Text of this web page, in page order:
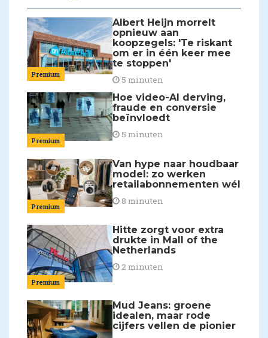
Premium
Albert Heijn morrelt
opnieuw aan
koopzegels: 'Te riskant
om er in één keer mee
te stoppen'
5 minuten
Premium
Hoe video-AI derving,
fraude en conversie
beïnvloedt
5 minuten
Premium
Van hype naar houdbaar
model: zo werken
retailabonnementen wél
8 minuten
Premium
Hitte zorgt voor extra
drukte in Mall of the
Netherlands
2 minuten
Mud Jeans: groene
idealen, maar rode
cijfers vellen de pionier